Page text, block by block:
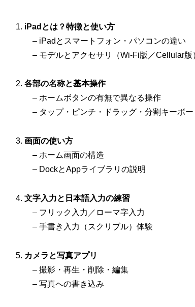
iPadとは？特徴と使い方
– iPadとスマートフォン・パソコンの違い
– モデルとアクセサリ（Wi-Fi版／Cellular版
各部の名称と基本操作
– ホームボタンの有無で異なる操作
– タップ・ピンチ・ドラッグ・分割キーボー
画面の使い方
– ホーム画面の構造
– DockとAppライブラリの説明
文字入力と日本語入力の練習
– フリック入力／ローマ字入力
– 手書き入力（スクリブル）体験
カメラと写真アプリ
– 撮影・再生・削除・編集
– 写真への書き込み